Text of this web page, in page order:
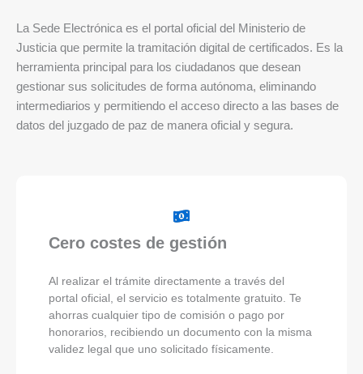
La Sede Electrónica es el portal oficial del Ministerio de
Justicia que permite la tramitación digital de certificados. Es la
herramienta principal para los ciudadanos que desean
gestionar sus solicitudes de forma autónoma, eliminando
intermediarios y permitiendo el acceso directo a las bases de
datos del juzgado de paz de manera oficial y segura.
Cero costes de gestión
Al realizar el trámite directamente a través del
portal oficial, el servicio es totalmente gratuito. Te
ahorras cualquier tipo de comisión o pago por
honorarios, recibiendo un documento con la misma
validez legal que uno solicitado físicamente.